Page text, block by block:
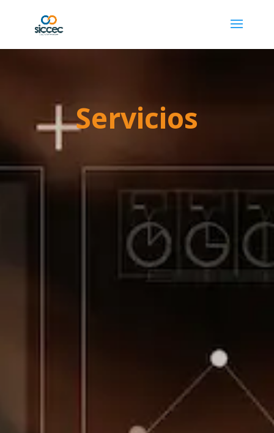
Servicios